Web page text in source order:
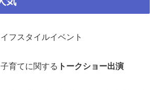
フスタイルイベント
育てに関する トークショー出演